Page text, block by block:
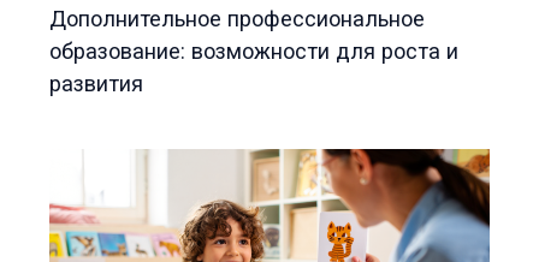
Дополнительное профессиональное
образование: возможности для роста и
развития